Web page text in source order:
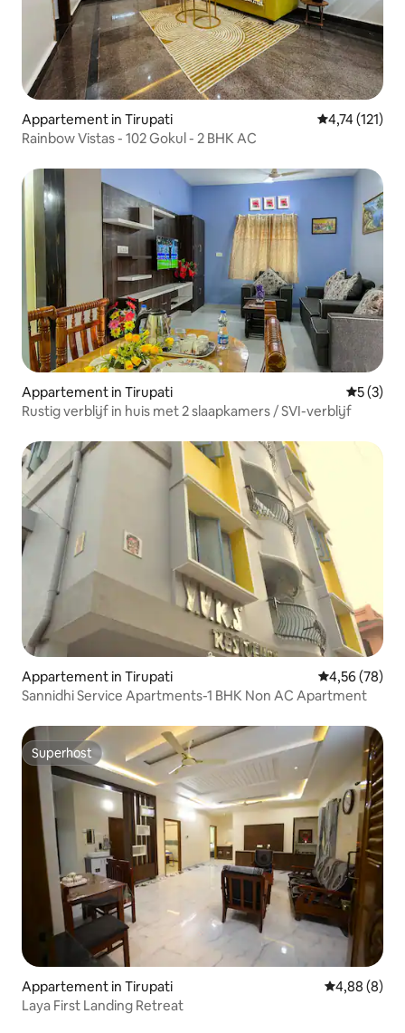
Appartement in Tirupati Gemiddelde
4,74 (121)
Rainbow Vistas - 102 Gokul - 2 BHK AC
Appartement in Tirupati
5 (3)
Rustig verblijf in huis met 2 slaapkamers / SVI-verblijf
Appartement in Tirupati Gemiddelde
4,56 (78)
Sannidhi Service Apartments-1 BHK Non AC Apartment
Superhost
Superhost
Appartement in Tirupati Gemiddelde
4,88 (8)
Laya First Landing Retreat